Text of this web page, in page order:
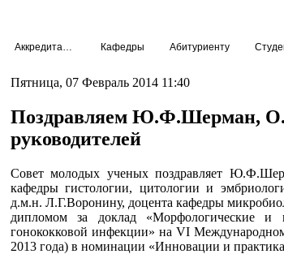
Кафедры Абитуриенту
Пятница, 07 Февраль 2014 11:40
Поздравляем Ю.Ф.Шерман,
руководителей
Совет молодых ученых поздравляет
кафедры гистологии, цитологии и
д.м.н. Л.Г.Воронину, доцента кафедры
дипломом за доклад «Морфологические и
гонококковой инфекции» на VI
2013 года) в номинации «Инновации и